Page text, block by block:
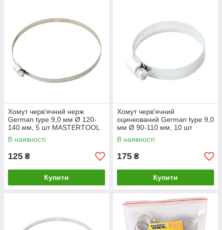
Хомут черв'ячний нерж
German type 9,0 мм Ø 120-
140 мм, 5 шт MASTERTOOL
20-1952
В наявності
125 ₴
Купити
Хомут черв'ячний
оцинкований German type 9,0
мм Ø 90-110 мм, 10 шт
MASTERTOOL 20-1988
В наявності
175 ₴
Купити